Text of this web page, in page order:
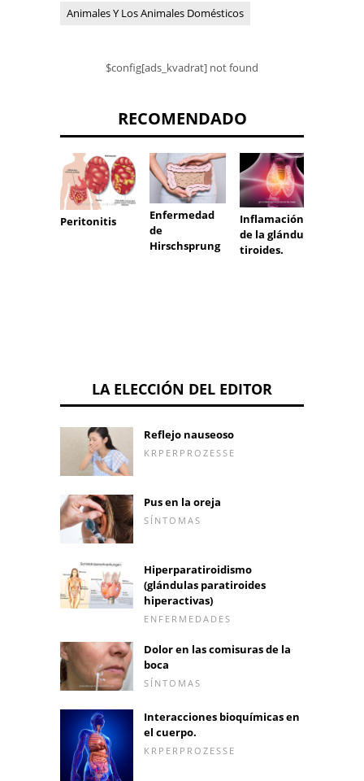
Animales Y Los Animales Domésticos
$config[ads_kvadrat] not found
RECOMENDADO
Peritonitis
Enfermedad
de
Hirschsprung
Inflamación
de la glándula
tiroides.
LA ELECCIÓN DEL EDITOR
Reflejo nauseoso
KRPERPROZESSE
Pus en la oreja
SÍNTOMAS
Hiperparatiroidismo
(glándulas paratiroides
hiperactivas)
ENFERMEDADES
Dolor en las comisuras de la
boca
SÍNTOMAS
Interacciones bioquímicas en
el cuerpo.
KRPERPROZESSE